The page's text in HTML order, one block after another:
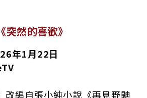
然的喜歡》
年1月22日
改編自張小純小說《再見野鼬